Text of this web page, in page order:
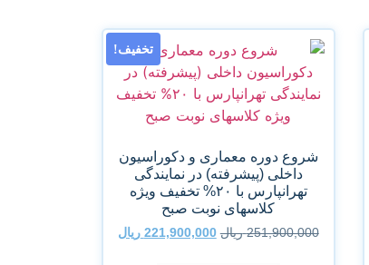
تخفیف!
شروع دوره معماری و دکوراسیون
داخلی (پیشرفته) در نمایندگی
تهرانپارس با ۲۰% تخفیف ویژه
کلاسهای نوبت صبح
251,900,000 ریال 221,900,000 ریال